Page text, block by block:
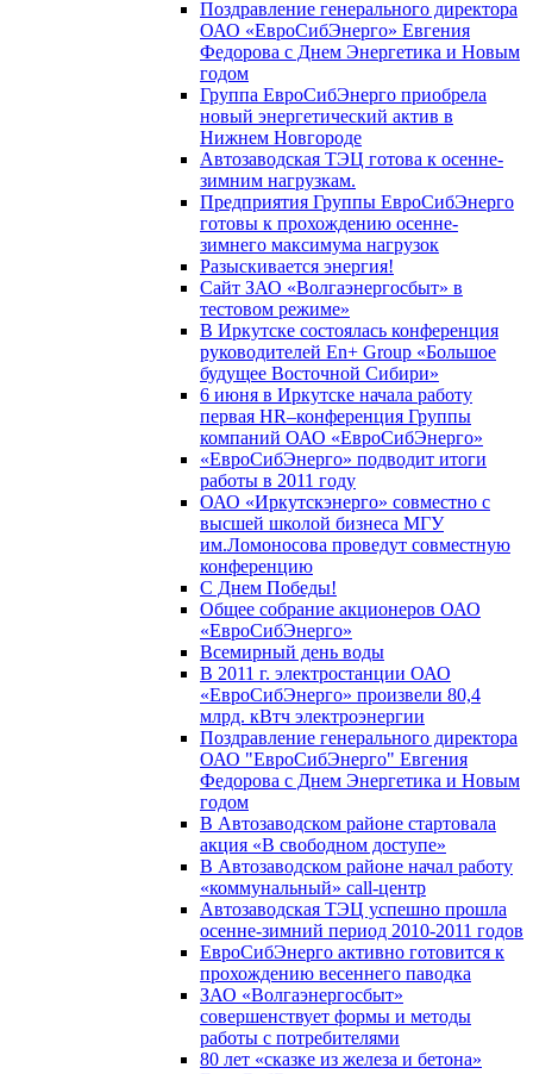
Поздравление генерального директора
ОАО «ЕвроСибЭнерго» Евгения
Федорова с Днем Энергетика и Новым
годом
Группа ЕвроСибЭнерго приобрела
новый энергетический актив в
Нижнем Новгороде
Автозаводская ТЭЦ готова к осенне-
зимним нагрузкам.
Предприятия Группы ЕвроСибЭнерго
готовы к прохождению осенне-
зимнего максимума нагрузок
Разыскивается энергия!
Сайт ЗАО «Волгаэнергосбыт» в
тестовом режиме»
В Иркутске состоялась конференция
руководителей En+ Group «Большое
будущее Восточной Сибири»
6 июня в Иркутске начала работу
первая HR–конференция Группы
компаний ОАО «ЕвроСибЭнерго»
«ЕвроСибЭнерго» подводит итоги
работы в 2011 году
ОАО «Иркутскэнерго» совместно с
высшей школой бизнеса МГУ
им.Ломоносова проведут совместную
конференцию
С Днем Победы!
Общее собрание акционеров ОАО
«ЕвроСибЭнерго»
Всемирный день воды
В 2011 г. электростанции ОАО
«ЕвроСибЭнерго» произвели 80,4
млрд. кВтч электроэнергии
Поздравление генерального директора
ОАО "ЕвроСибЭнерго" Евгения
Федорова с Днем Энергетика и Новым
годом
В Автозаводском районе стартовала
акция «В свободном доступе»
В Автозаводском районе начал работу
«коммунальный» call-центр
Автозаводская ТЭЦ успешно прошла
осенне-зимний период 2010-2011 годов
ЕвроСибЭнерго активно готовится к
прохождению весеннего паводка
ЗАО «Волгаэнергосбыт»
совершенствует формы и методы
работы с потребителями
80 лет «сказке из железа и бетона»